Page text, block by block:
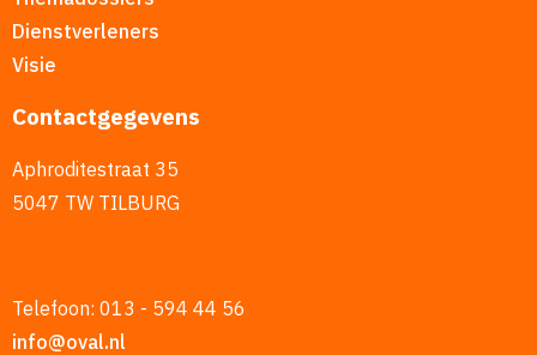
Dienstverleners
Visie
Contactgegevens
Aphroditestraat 35
5047 TW TILBURG
Telefoon: 013 - 594 44 56
info@oval.nl